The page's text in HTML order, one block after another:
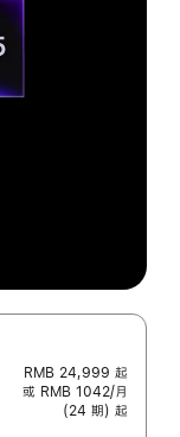
RMB 24,999 起
或 RMB 1042/月
(24 期) 起